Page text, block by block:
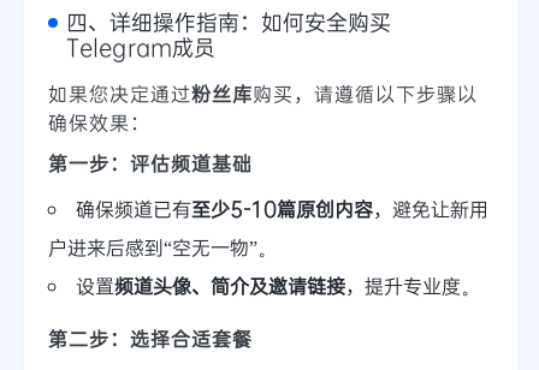
四、详细操作指南：如何安全购买
Telegram成员
如果您决定通过粉丝库购买，请遵循以下步骤以
确保效果：
第一步：评估频道基础
确保频道已有至少5-10篇原创内容，避免让新用
户进来后感到“空无一物”。
设置频道头像、简介及邀请链接，提升专业度。
第二步：选择合适套餐